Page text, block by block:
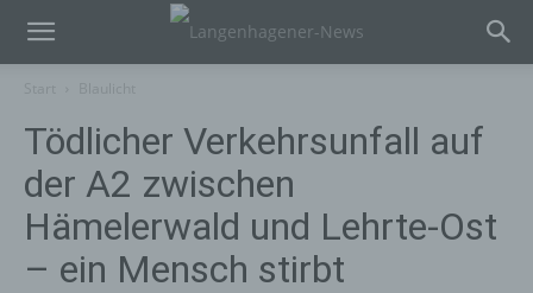
Tödlicher Verkehrsunfall auf
der A2 zwischen
Hämelerwald und Lehrte-Ost
– ein Mensch stirbt